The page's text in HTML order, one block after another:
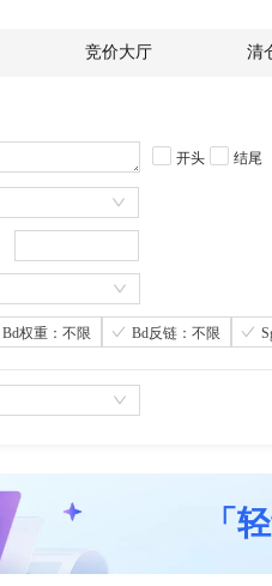
竞价大厅 清
开头 结尾
Bd权重：不限 Bd反链：不限
「